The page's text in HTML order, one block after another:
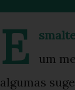
E
um
algumas